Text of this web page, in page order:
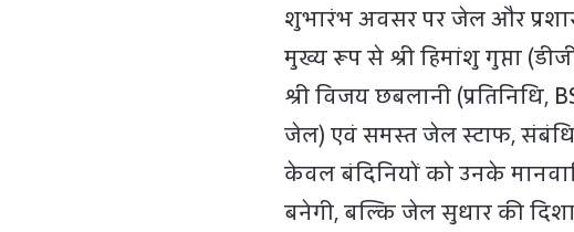
शुभारंभ अवसर पर जेल और
मुख्य रूप से श्री हिमांशु गुप्ता
श्री विजय छबलानी (प्रतिनिधि,
जेल) एवं समस्त जेल स्टाफ,
केवल बंदिनियों को उनके
बनेगी, बल्कि जेल सुधार की